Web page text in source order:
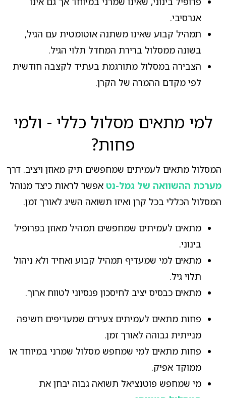
אגרסיבי.
תמהיל קבוע שאינו משתנה אוטומטית עם הגיל,
בשונה ממסלול ברירת המחדל תלוי הגיל.
הצבירה במסלול מתורגמת בעתיד לקצבה חודשית
לפי מקדם ההמרה של הקרן.
למי מתאים מסלול כללי - ולמי
פחות?
המסלול מתאים לעמיתים שמחפשים תיק מאוזן ויציב. דרך
מערכת ההשוואה של גמל-נט אפשר לראות כיצד מנוהל
המסלול הכללי בכל קרן ואיזו תשואה השיג לאורך זמן.
מתאים לעמיתים שמחפשים תמהיל מאוזן בפרופיל
בינוני.
מתאים למי שמעדיף תמהיל קבוע ואחיד ולא ניהול
תלוי גיל.
מתאים כבסיס יציב לחיסכון פנסיוני לטווח ארוך.
פחות מתאים לעמיתים צעירים שמעדיפים חשיפה
מנייתית גבוהה לאורך זמן.
פחות מתאים למי שמחפש מסלול שמרני במיוחד או
ממוקד אפיק.
מי שמחפש פוטנציאל תשואה גבוה יבחן את